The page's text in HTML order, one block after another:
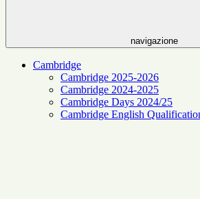
navigazione
Cambridge
Cambridge 2025-2026
Cambridge 2024-2025
Cambridge Days 2024/25
Cambridge English